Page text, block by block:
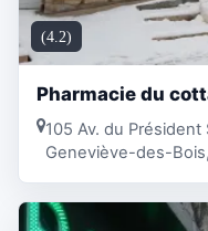
(4.2)
Pharmacie du
105 Av. du
Geneviève-des-